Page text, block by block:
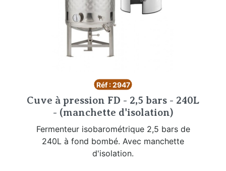
Réf : 2947
Cuve à pression FD - 2,5 bars - 240L
- (manchette d'isolation)
Fermenteur isobarométrique 2,5 bars de
240L à fond bombé. Avec manchette
d'isolation.